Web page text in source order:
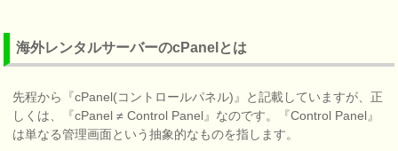
海外レンタルサーバーのcPanelとは
先程から『cPanel(コントロールパネル)』と記載していますが、正
しくは、『cPanel ≠ Control Panel』なのです。『Control Panel』
は単なる管理画面という抽象的なものを指します。